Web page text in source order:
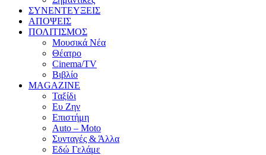
ΣΥΝΕΝΤΕΥΞΕΙΣ
ΑΠΟΨΕΙΣ
ΠΟΛΙΤΙΣΜΟΣ
Μουσικά Νέα
Θέατρο
Cinema/TV
Βιβλίο
MAGAZINE
Ταξίδι
Ευ Ζην
Επιστήμη
Auto – Moto
Συνταγές & Άλλα
Εδώ Γελάμε